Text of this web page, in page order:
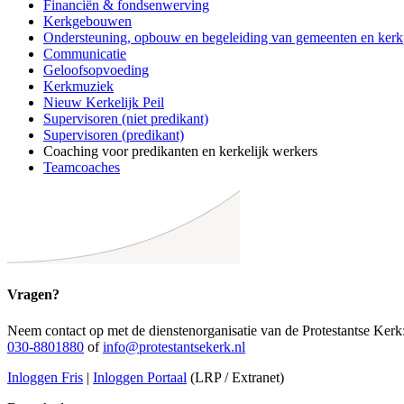
Financiën & fondsenwerving
Kerkgebouwen
Ondersteuning, opbouw en begeleiding van gemeenten en
Communicatie
Geloofsopvoeding
Kerkmuziek
Nieuw Kerkelijk Peil
Supervisoren (niet predikant)
Supervisoren (predikant)
Coaching voor predikanten en kerkelijk werkers
Teamcoaches
Vragen?
Neem contact op met de dienstenorganisatie van de Protestantse Kerk:
030-8801880 ofinfo@protestantsekerk.nl
Inloggen Fris | Inloggen Portaal (LRP / Extranet)